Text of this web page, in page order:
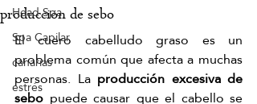
Head Spa
Spa Capilar
canarias
estrés
producción de sebo
El cuero cabelludo graso es un
problema común que afecta a muchas
personas. La producción excesiva de
sebo puede causar que el cabello se